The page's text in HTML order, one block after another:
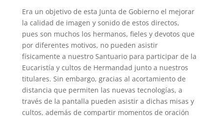
Era un objetivo de esta Junta de Gobierno el mejorar
la calidad de imagen y sonido de estos directos,
pues son muchos los hermanos, fieles y devotos que
por diferentes motivos, no pueden asistir
físicamente a nuestro Santuario para participar de la
Eucaristía y cultos de Hermandad junto a nuestros
titulares. Sin embargo, gracias al acortamiento de
distancia que permiten las nuevas tecnologías, a
través de la pantalla pueden asistir a dichas misas y
cultos, además de compartir momentos de oración